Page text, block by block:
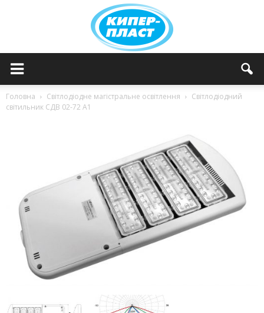
Головна Світлодіодне магістральне освітлення
Світлодіодний
світильник СДВ 02-72 А1